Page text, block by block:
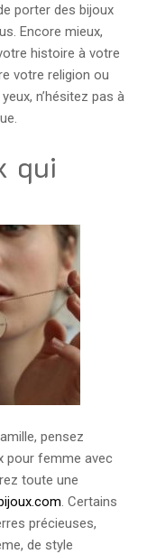
porter des bijoux
Encore mieux,
histoire à votre
votre religion ou
n’hésitez pas à
qui
pensez
pour femme avec
toute une
. Certains
précieuses,
de style